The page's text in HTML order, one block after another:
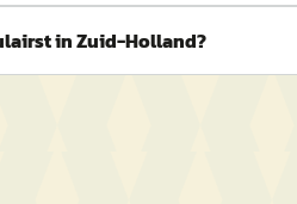
in Zuid-Holland?